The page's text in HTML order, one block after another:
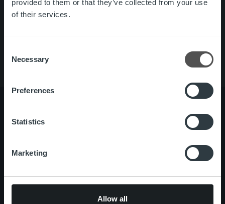
provided to them or that they’ve collected from your use
of their services.
Selection
Necessary
Preferences
Statistics
Marketing
Allow all
Pikalinkit
Yhteystiedot
Palveluosa-alueet